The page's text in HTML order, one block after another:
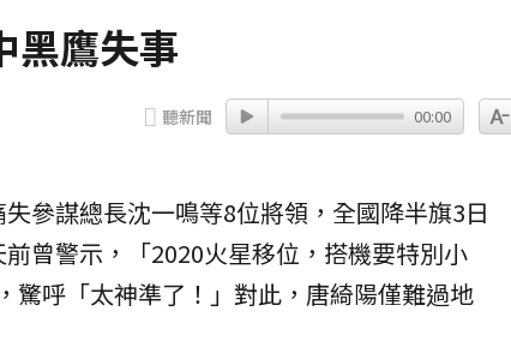
卡位 2027
喊：真不是蓋的
指所
黑鷹失事
聽新聞 00:00
參謀總長沈一鳴等8位將領，全國降半旗3日
前曾警示，「2020火星移位，搭機要特別小
驚呼「太神準了！」對此，唐綺陽僅難過地